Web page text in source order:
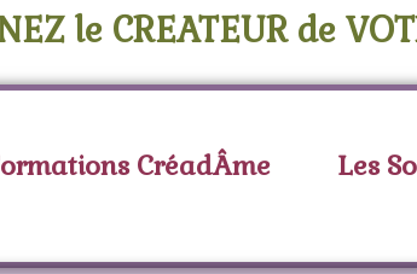
le CREATEUR de
CréadÂme Les